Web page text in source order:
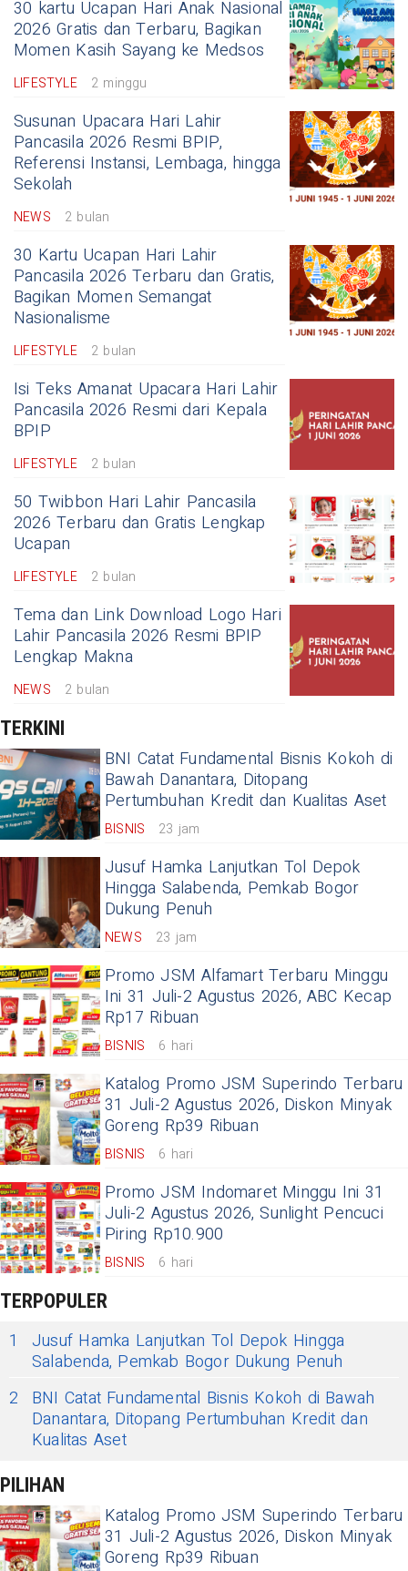
30 kartu Ucapan Hari Anak Nasional
2026 Gratis dan Terbaru, Bagikan
Momen Kasih Sayang ke Medsos
LIFESTYLE 2 minggu
Susunan Upacara Hari Lahir
Pancasila 2026 Resmi BPIP,
Referensi Instansi, Lembaga, hingga
Sekolah
NEWS 2 bulan
30 Kartu Ucapan Hari Lahir
Pancasila 2026 Terbaru dan Gratis,
Bagikan Momen Semangat
Nasionalisme
LIFESTYLE 2 bulan
Isi Teks Amanat Upacara Hari Lahir
Pancasila 2026 Resmi dari Kepala
BPIP
LIFESTYLE 2 bulan
50 Twibbon Hari Lahir Pancasila
2026 Terbaru dan Gratis Lengkap
Ucapan
LIFESTYLE 2 bulan
Tema dan Link Download Logo Hari
Lahir Pancasila 2026 Resmi BPIP
Lengkap Makna
NEWS 2 bulan
TERKINI
BNI Catat Fundamental Bisnis Kokoh di
Bawah Danantara, Ditopang
Pertumbuhan Kredit dan Kualitas Aset
BISNIS 23 jam
Jusuf Hamka Lanjutkan Tol Depok
Hingga Salabenda, Pemkab Bogor
Dukung Penuh
NEWS 23 jam
Promo JSM Alfamart Terbaru Minggu
Ini 31 Juli-2 Agustus 2026, ABC Kecap
Rp17 Ribuan
BISNIS 6 hari
Katalog Promo JSM Superindo Terbaru
31 Juli-2 Agustus 2026, Diskon Minyak
Goreng Rp39 Ribuan
BISNIS 6 hari
Promo JSM Indomaret Minggu Ini 31
Juli-2 Agustus 2026, Sunlight Pencuci
Piring Rp10.900
BISNIS 6 hari
TERPOPULER
1
Jusuf Hamka Lanjutkan Tol Depok Hingga
Salabenda, Pemkab Bogor Dukung Penuh
2
BNI Catat Fundamental Bisnis Kokoh di Bawah
Danantara, Ditopang Pertumbuhan Kredit dan
Kualitas Aset
PILIHAN
Katalog Promo JSM Superindo Terbaru
31 Juli-2 Agustus 2026, Diskon Minyak
Goreng Rp39 Ribuan